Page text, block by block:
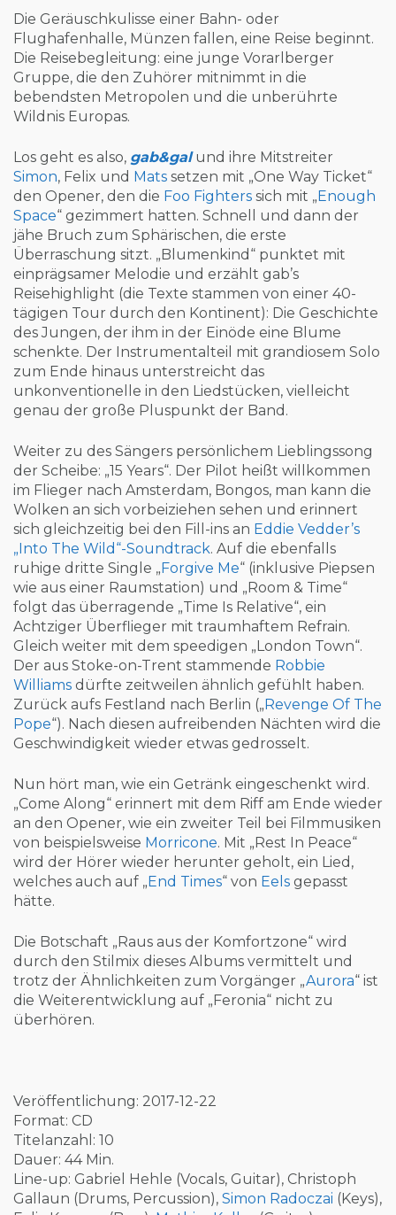
Die Geräuschkulisse einer Bahn- oder
Flughafenhalle, Münzen fallen, eine Reise beginnt.
Die Reisebegleitung: eine junge Vorarlberger
Gruppe, die den Zuhörer mitnimmt in die
bebendsten Metropolen und die unberührte
Wildnis Europas.
Los geht es also, gab&galund ihre Mitstreiter
Simon, Felix und Mats setzen mit „One Way Ticket“
den Opener, den die Foo Fighters sich mit „ Enough
Space“ gezimmert hatten. Schnell und dann der
jähe Bruch zum Sphärischen, die erste
Überraschung sitzt. „Blumenkind“ punktet mit
einprägsamer Melodie und erzählt gab’s
Reisehighlight (die Texte stammen von einer 40-
tägigen Tour durch den Kontinent): Die Geschichte
des Jungen, der ihm in der Einöde eine Blume
schenkte. Der Instrumentalteil mit grandiosem Solo
zum Ende hinaus unterstreicht das
unkonventionelle in den Liedstücken, vielleicht
genau der große Pluspunkt der Band.
Weiter zu des Sängers persönlichem Lieblingssong
der Scheibe: „15 Years“. Der Pilot heißt willkommen
im Flieger nach Amsterdam, Bongos, man kann die
Wolken an sich vorbeiziehen sehen und erinnert
sich gleichzeitig bei den Fill-ins an Eddie Vedder’s
„Into The Wild“-Soundtrack. Auf die ebenfalls
ruhige dritte Single „ Forgive Me“ (inklusive Piepsen
wie aus einer Raumstation) und „Room & Time“
folgt das überragende „Time Is Relative“, ein
Achtziger Überflieger mit traumhaftem Refrain.
Gleich weiter mit dem speedigen „London Town“.
Der aus Stoke-on-Trent stammende Robbie
Williams dürfte zeitweilen ähnlich gefühlt haben.
Zurück aufs Festland nach Berlin („ Revenge Of The
Pope“). Nach diesen aufreibenden Nächten wird die
Geschwindigkeit wieder etwas gedrosselt.
Nun hört man, wie ein Getränk eingeschenkt wird.
„Come Along“ erinnert mit dem Riff am Ende wieder
an den Opener, wie ein zweiter Teil bei Filmmusiken
von beispielsweise Morricone. Mit „Rest In Peace“
wird der Hörer wieder herunter geholt, ein Lied,
welches auch auf „ End Times“ von Eels gepasst
hätte.
Die Botschaft „Raus aus der Komfortzone“ wird
durch den Stilmix dieses Albums vermittelt und
trotz der Ähnlichkeiten zum Vorgänger „Aurora“ ist
die Weiterentwicklung auf „Feronia“ nicht zu
überhören.
Veröffentlichung: 2017-12-22
Format: CD
Titelanzahl: 10
Dauer: 44 Min.
Line-up: Gabriel Hehle (Vocals, Guitar), Christoph
Gallaun (Drums, Percussion), Simon Radoczai (Keys),